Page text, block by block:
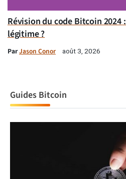
Révision du code Bitcoin 2024
légitime ?
ParJason Conor août 3, 2026
Guides Bitcoin